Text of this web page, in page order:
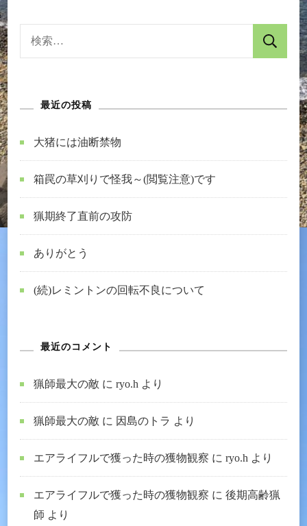
ン
の
最近の投稿
大猪には油断禁物
箱罠の草刈りで怪我～(閲覧注意)です
猟期終了直前の攻防
ありがとう
(続)レミントンの回転不良について
最近のコメント
猟師最大の敵 に ryo.h より
猟師最大の敵 に 因島のトラ より
エアライフルで獲った時の獲物観察 に ryo.h より
エアライフルで獲った時の獲物観察 に 後期高齢猟
師 より